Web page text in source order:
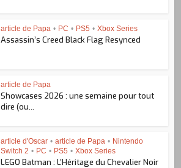
article de Papa • PC • PS5 • Xbox Series
Assassin’s Creed Black Flag Resynced
article de Papa
Showcases 2026 : une semaine pour tout
dire (ou...
article d'Oscar • article de Papa • Nintendo
Switch 2 • PC • PS5 • Xbox Series
LEGO Batman : L’Héritage du Chevalier Noir